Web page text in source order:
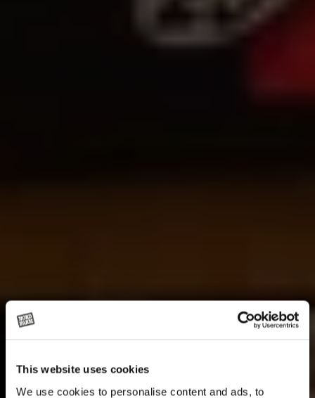
This website uses cookies
We use cookies to personalise content and ads, to